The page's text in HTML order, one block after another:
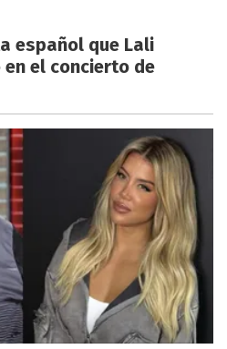
español que Lali
el concierto de